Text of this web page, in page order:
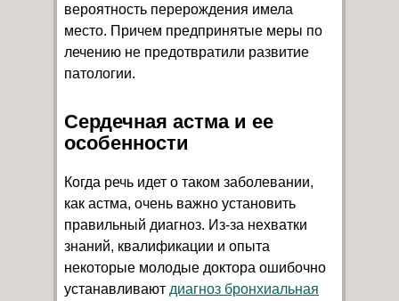
вероятность перерождения имела
место. Причем предпринятые меры по
лечению не предотвратили развитие
патологии.
Сердечная астма и ее
особенности
Когда речь идет о таком заболевании,
как астма, очень важно установить
правильный диагноз. Из-за нехватки
знаний, квалификации и опыта
некоторые молодые доктора ошибочно
устанавливают диагноз бронхиальная